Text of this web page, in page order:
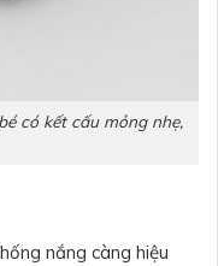
có kết cấu mỏng nhẹ,
nắng càng hiệu